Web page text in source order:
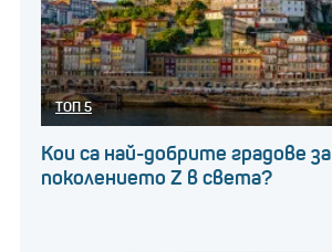
ТОП 5
Кои са най-добрите градове за
поколението Z в света?